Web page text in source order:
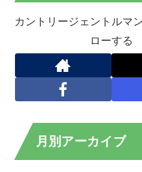
カントリージェントルマ
ローする
月別アーカイブ